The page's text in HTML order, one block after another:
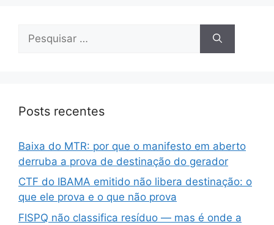
Posts recentes
Baixa do MTR: por que o manifesto em aberto
derruba a prova de destinação do gerador
CTF do IBAMA emitido não libera destinação: o
que ele prova e o que não prova
FISPQ não classifica resíduo — mas é onde a